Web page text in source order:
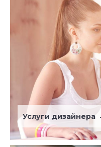
Услуги дизайнера